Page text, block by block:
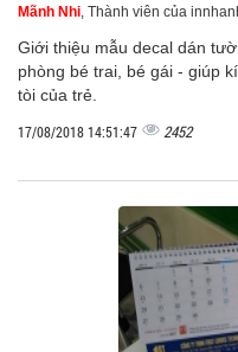
Mãnh Nhi, Thành viên của
Giới thiệu mẫu decal dán
phòng bé trai, bé gái - giúp
tòi của trẻ.
17/08/2018 14:51:47 2452